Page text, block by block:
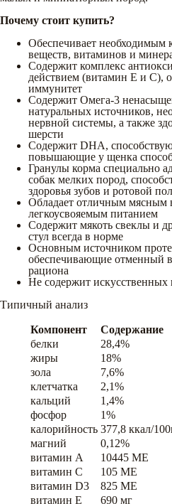
Почему стоит купить?
Обеспечивает необходимым
веществ, витаминов и
Содержит комплекс
действием (витамин Е и С),
иммунитет
Содержит Омега-3
натуральных источников,
нервной системы, а также
шерсти
Содержит DHA,
повышающие у щенка
Гранулы корма специально
собак мелких пород,
здоровья зубов и ротовой
Обладает отличным мясным
легкоусвояемым питанием
Содержит мякоть свеклы и
стул всегда в норме
Основным источником
обеспечивающие отменный
рациона
Не содержит искусственных
Типичный анализ
Компонент
Содержание
белки
28,4%
жиры
18%
зола
7,6%
клетчатка
2,1%
кальций
1,4%
фосфор
1%
калорийность 377,8 ккал/
магний
0,12%
витамин A
10445 ME
витамин C
105 ME
витамин D3
825 ME
витамин E
690 мг